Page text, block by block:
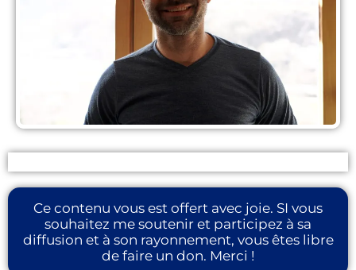
Ce contenu vous est offert avec joie. SI vous
souhaitez me soutenir et participez à sa
diffusion et à son rayonnement, vous êtes libre
de faire un don. Merci !